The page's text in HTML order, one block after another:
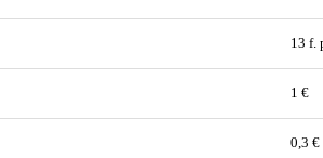
13 f.
1 €
0,3 €